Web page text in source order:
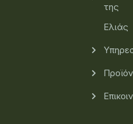
της
Ελιάς